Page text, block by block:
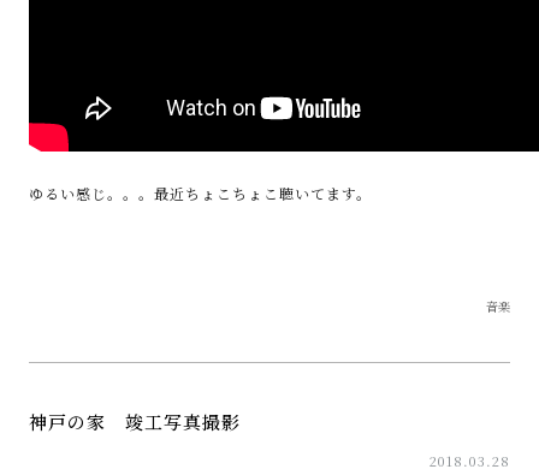
ゆるい感じ。。。最近ちょこちょこ聴いてます。
音楽
神戸の家 竣工写真撮影
2018.03.28